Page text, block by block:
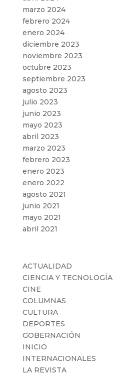
marzo 2024
febrero 2024
enero 2024
diciembre 2023
noviembre 2023
octubre 2023
septiembre 2023
agosto 2023
julio 2023
junio 2023
mayo 2023
abril 2023
marzo 2023
febrero 2023
enero 2023
enero 2022
agosto 2021
junio 2021
mayo 2021
abril 2021
ACTUALIDAD
CIENCIA Y TECNOLOGÍA
CINE
COLUMNAS
CULTURA
DEPORTES
GOBERNACIÓN
INICIO
INTERNACIONALES
LA REVISTA